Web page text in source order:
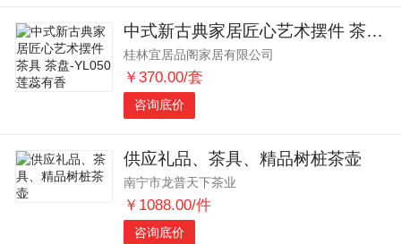
中式新古典家居匠心艺术摆件 茶具 茶盘-YL050莲蕊有香
桂林宜居品阁家居有限公司
￥370.00/套
咨询底价
供应礼品、茶具、精品树桩茶壶
南宁市龙普天下茶业
￥1088.00/件
咨询底价